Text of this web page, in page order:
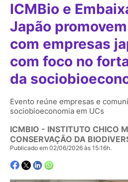
ICMBio e
Japão
com empresas
com foco no
da
Evento reúne empresas e
sociobioeconomia em UCs
ICMBIO - INSTITUTO CHICO
CONSERVAÇÃO DA
Publicado em 02/06/2026 às 15:16h.